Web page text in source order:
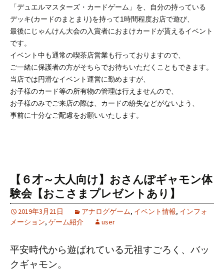
「デュエルマスターズ・カードゲーム」を、自分の持っている
デッキ(カードのまとまり)を持って1時間程度お店で遊び、
最後にじゃんけん大会の入賞者におまけカードが貰えるイベント
です。
イベント中も通常の喫茶店営業も行っておりますので、
ご一緒に保護者の方がそちらでお待ちいただくこともできます。
当店では円滑なイベント運営に勤めますが、
お子様のカード等の所有物の管理は行えませんので、
お子様のみでご来店の際は、カードの紛失などがないよう、
事前に十分なご配慮をお願いいたします。
【６才～大人向け】おさんぽギャモン体
験会【おこさまプレゼントあり】
2019年3月21日 アナログゲーム, イベント情報, インフォ
メーション, ゲーム紹介 user
平安時代から遊ばれている元祖すごろく、バッ
クギャモン。